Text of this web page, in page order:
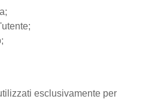
esclusivamente per